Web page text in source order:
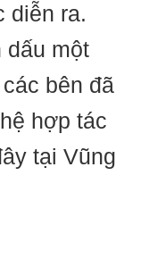
diễn ra.
dấu một
bên đã
hợp tác
tại Vũng